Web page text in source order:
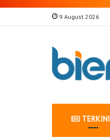
9 August 2026
TERKINI